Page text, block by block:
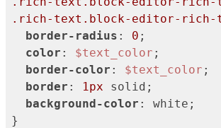
.rich-text .block-editor-rich-
border-radius : 0 ;
color : $text_color ;
border-color : $text_color ;
border : 1px solid;
background-color : white;
}